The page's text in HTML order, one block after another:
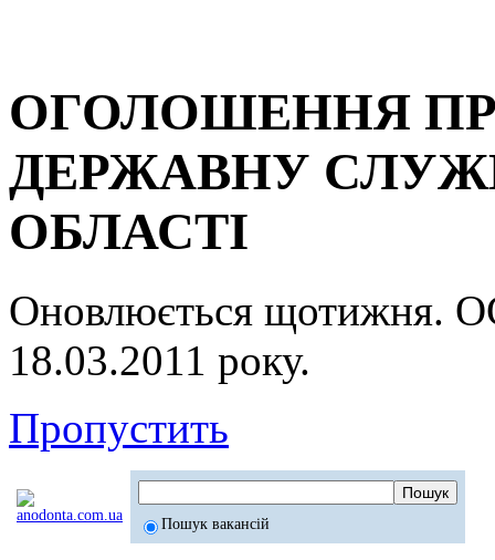
ОГОЛОШЕННЯ
ДЕРЖАВНУ
ОБЛАСТІ
Оновлюється
18.03.2011 року.
Пропустить
Пошук вакансій